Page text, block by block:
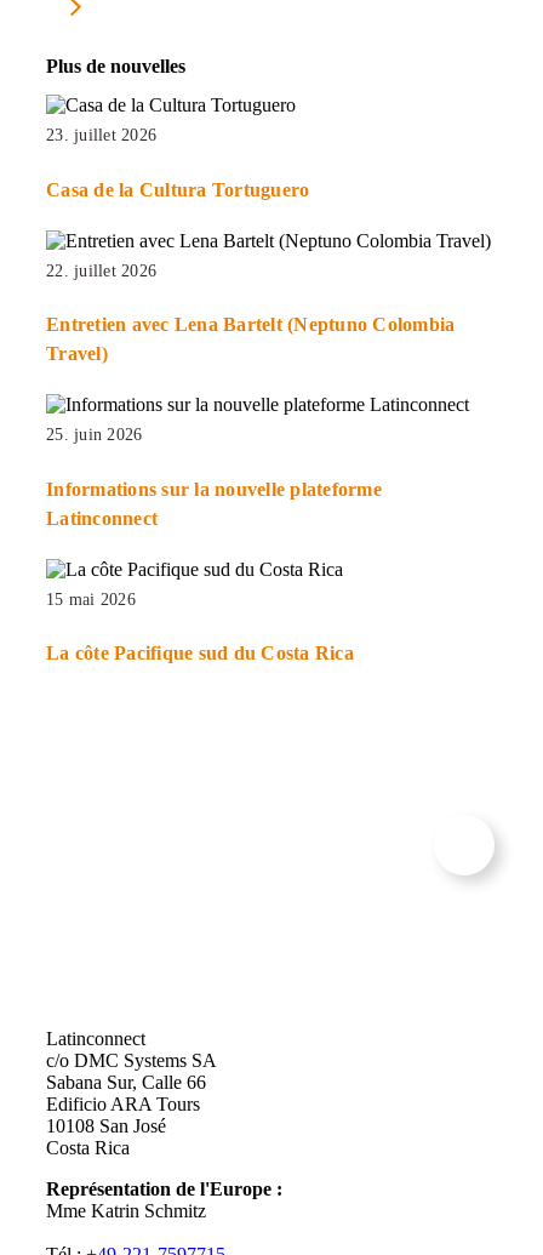
Plus de nouvelles
23. juillet 2026
Casa de la Cultura Tortuguero
22. juillet 2026
Entretien avec Lena Bartelt (Neptuno Colombia
Travel)
25. juin 2026
Informations sur la nouvelle plateforme
Latinconnect
15 mai 2026
La côte Pacifique sud du Costa Rica
Latinconnect
c/o DMC Systems SA
Sabana Sur, Calle 66
Edificio ARA Tours
10108 San José
Costa Rica
Représentation de l'Europe :
Mme Katrin Schmitz